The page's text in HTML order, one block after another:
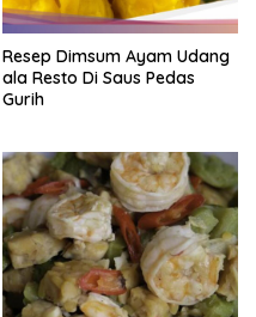
Resep Dimsum Ayam Udang
ala Resto Di Saus Pedas
Gurih